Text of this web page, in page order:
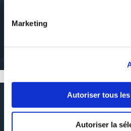
Marketing
Autoriser tous
Autoriser la
animal. Elle s’intéresse aux
absences qui continuent de
reconstruction.Son écriture, intime
Et si l’harmonie naissait du chaos ?